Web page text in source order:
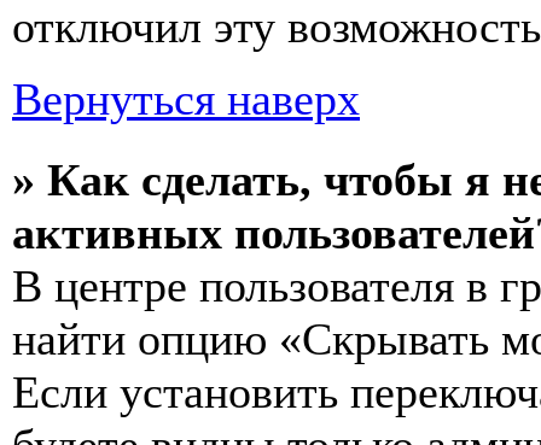
отключил эту
Вернуться наверх
» Как сделать, чтобы я
активных
В центре пользователя в
найти опцию «Скрывать
Если установить